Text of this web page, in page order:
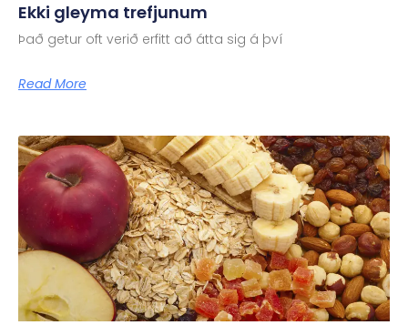
Ekki gleyma trefjunum
Það getur oft verið erfitt að átta sig á því
Read More